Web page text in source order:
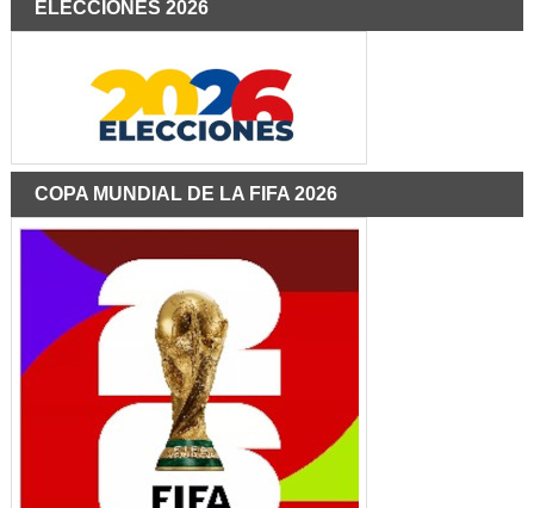
ELECCIONES 2026
COPA MUNDIAL DE LA FIFA 2026